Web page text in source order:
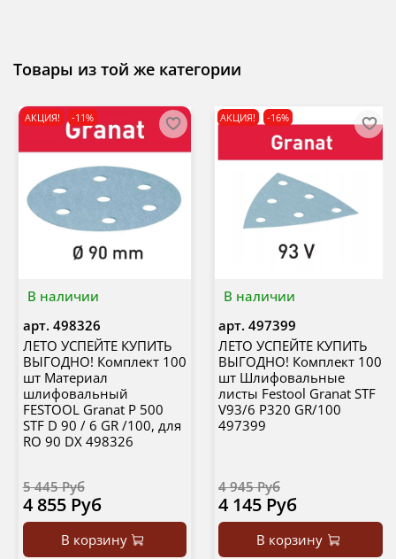
Товары из той же категории
В наличии
АКЦИЯ! -11%
арт. 498326
ЛЕТО УСПЕЙТЕ КУПИТЬ
ВЫГОДНО! Комплект 100
шт Материал
шлифовальный
FESTOOL Granat P 500
STF D 90 / 6 GR /100, для
RO 90 DX 498326
5 445 Руб
4 855 Руб
В корзину
В наличии
АКЦИЯ! -16%
арт. 497399
ЛЕТО УСПЕЙТЕ КУПИТЬ
ВЫГОДНО! Комплект 100
шт Шлифовальные
листы Festool Granat STF
V93/6 P320 GR/100
497399
4 945 Руб
4 145 Руб
В корзину